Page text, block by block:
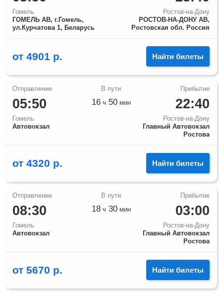
Гомель
ГОМЕЛЬ АВ, г.Гомель,
ул.Курчатова 1, Беларусь
Ростов-на-Дону
РОСТОВ-НА-ДОНУ АВ,
Ростовская обл. Россия
от 4901 р. Найти билеты
05:50
Гомель
Автовокзал
22:40
Ростов-на-Дону
Главный Автовокзал
Ростова
16ч 50мин
от 4320 р. Найти билеты
08:30
Гомель
Автовокзал
03:00
Ростов-на-Дону
Главный Автовокзал
Ростова
18ч 30мин
от 5670 р. Найти билеты